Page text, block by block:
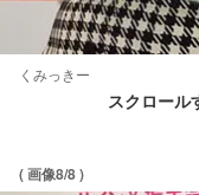
くみっきー
スクロール
( 画像8/8 )